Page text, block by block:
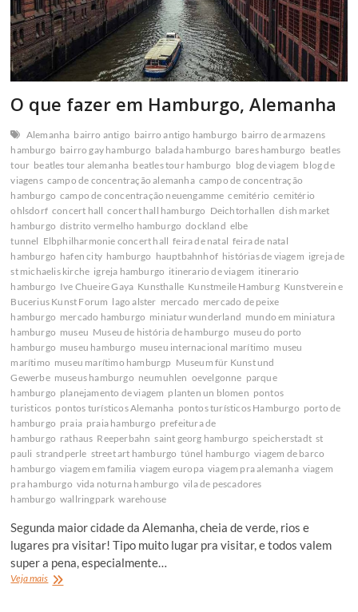
O que fazer em Hamburgo, Alemanha
Alemanha bairro antigo bairro antigo hamburgo bairro de armazens
hamburgo bairro gay hamburgo balada hamburgo bares hamburgo beatles
tour beatles tour alemanha beatles tour hamburgo blog de viagem blog de
viagens campo de concentração alemanha campo de concentração
hamburgo campo de concentração neuengamme cemitério cemitério
ohlsdorf concert hall concert hall hamburgo Deichtorhallen dish market
hamburgo distrito vermelho hamburgo dockland elbe
tunnel Elbphilharmonie concert hall feira de natal feira de natal
hamburgo hafen city hamburgo hauptbahnhof histórias de viagem igreja de
st michaelis kirche igreja hamburgo itinerario de viagem itinerario
hamburgo Ive Chueire Gaya Kunsthalle Kunstmeile Hamburg Kunstverein e
Bucerius Kunst Forum lago alster mercado mercado de peixe
hamburgo mercado hamburgo miniatur wunderland mundo em miniatura
hamburgo museu Museu de história de hamburgo museu do porto
hamburgo museu hamburgo museu internacional marítimo museu
marítimo museu marítimo hamburgp Museum für Kunst und
Gewerbe museus hamburgo neumuhlen oevelgonne parque
hamburgo planejamento de viagem planten un blomen pontos
turisticos pontos turísticos Alemanha pontos turísticos Hamburgo porto de
hamburgo praia praia hamburgo prefeitura de
hamburgo rathaus Reeperbahn saint georg hamburgo speicherstadt st
pauli strandperle street art hamburgo túnel hamburgo viagem de barco
hamburgo viagem em familia viagem europa viagem pra alemanha viagem
pra hamburgo vida noturna hamburgo vila de pescadores
hamburgo wallringpark warehouse
Segunda maior cidade da Alemanha, cheia de verde, rios e
lugares pra visitar! Tipo muito lugar pra visitar, e todos valem
super a pena, especialmente…
Veja maisO